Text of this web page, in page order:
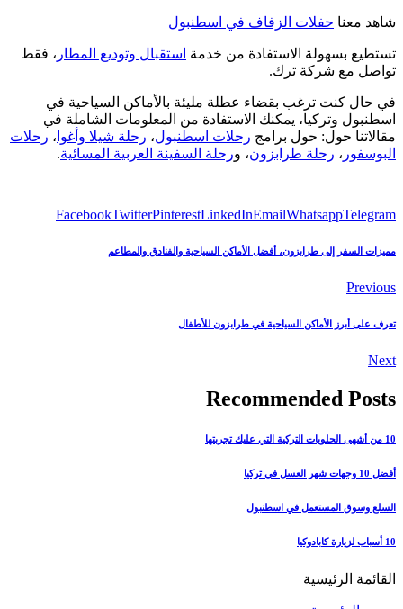
شاهد معنا حفلات الزفاف في اسطنبول
تستطيع بسهولة الاستفادة من خدمة استقبال وتوديع المطار ، فقط
تواصل مع شركة ترك.
في حال كنت ترغب بقضاء عطلة مليئة بالأماكن السياحية في
اسطنبول وتركيا، يمكنك الاستفادة من المعلومات الشاملة في
مقالاتنا حول: حول برامج رحلات اسطنبول، رحلة شيلا وأغوا ، رحلات
البوسفور ، رحلة طرابزون، ورحلة السفينة العربية المسائية.
FacebookTwitterPinterestLinkedInEmailWhatsappTelegram
مميزات السفر إلى طرابزون، أفضل الأماكن السياحية والفنادق والمطاعم
Previous
تعرف على أبرز الأماكن السياحية في طرابزون للأطفال
Next
Recommended Posts
10 من أشهى الحلويات التركية التي عليك تجربتها
أفضل 10 وجهات شهر العسل في تركيا
السلع وسوق المستعمل في اسطنبول
10 أسباب لزيارة كابادوكيا
القائمة الرئيسية